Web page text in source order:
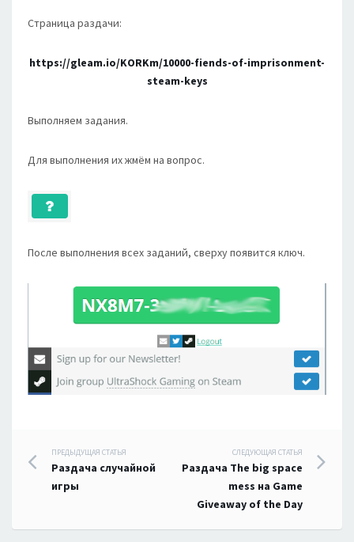
Страница раздачи:
https://gleam.io/KORKm/10000-fiends-of-imprisonment-
steam-keys
Выполняем задания.
Для выполнения их жмём на вопрос.
После выполнения всех заданий, сверху появится ключ.
Навигация
по
записям
ПРЕДЫДУЩАЯ СТАТЬЯ
Раздача случайной
игры
СЛЕДУЮЩАЯ СТАТЬЯ
Раздача The big space
mess на Game
Giveaway of the Day